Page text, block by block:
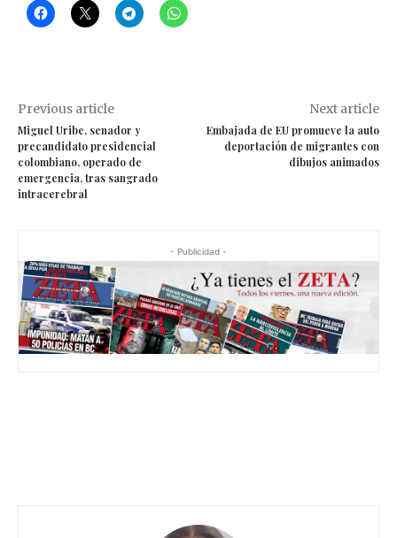
Previous article
Miguel Uribe, senador y
precandidato presidencial
colombiano, operado de
emergencia, tras sangrado
intracerebral
Next article
Embajada de EU promueve la auto
deportación de migrantes con
dibujos animados
- Publicidad -